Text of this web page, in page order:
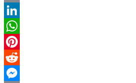
Email
LinkedIn
WhatsApp
Pinterest
Reddit